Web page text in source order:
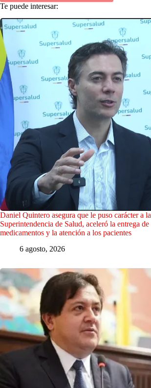
Te puede interesar:
Daniel Quintero asegura que le puso carácter a la
Superintendencia de Salud, aceleró la entrega de
medicamentos y la atención a los pacientes
6 agosto, 2026